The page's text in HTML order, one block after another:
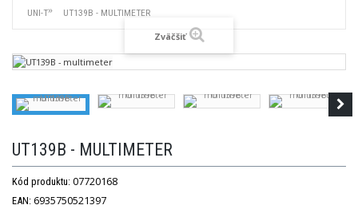
UNI-T
UT139B - MULTIMETER
Zväčšiť
UT139B - MULTIMETER
Kód produktu: 07720168
EAN: 6935750521397